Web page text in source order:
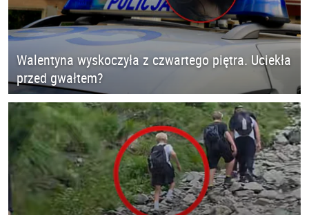
Walentyna wyskoczyła z czwartego piętra. Uciekła
przed gwałtem?